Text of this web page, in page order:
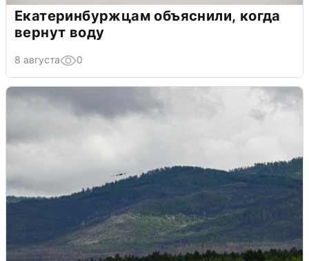
Екатеринбуржцам объяснили, когда
вернут воду
8 августа 0